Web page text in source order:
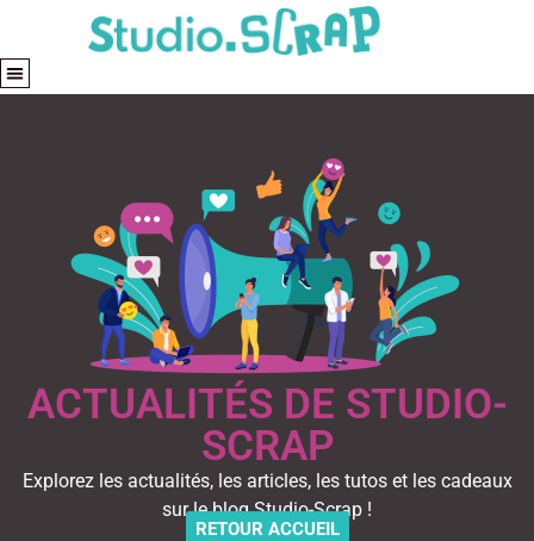
ACTUALITÉS DE STUDIO-
SCRAP
Explorez les actualités, les articles, les tutos et les cadeaux
sur le blog Studio-Scrap !
RETOUR ACCUEIL